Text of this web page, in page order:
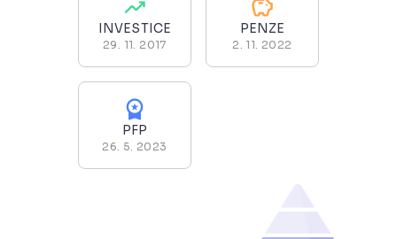
INVESTICE
29. 11. 2017
PENZE
2. 11. 2022
PFP
26. 5. 2023